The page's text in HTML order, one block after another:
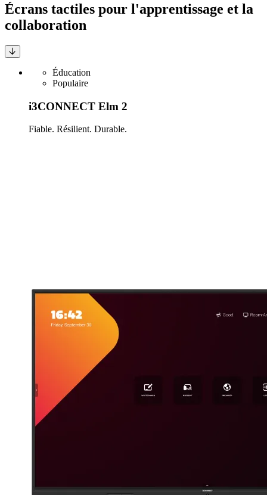
Écrans tactiles pour l'apprentissage et la
collaboration
Éducation
Populaire
i3CONNECT Elm 2
Fiable. Résilient. Durable.